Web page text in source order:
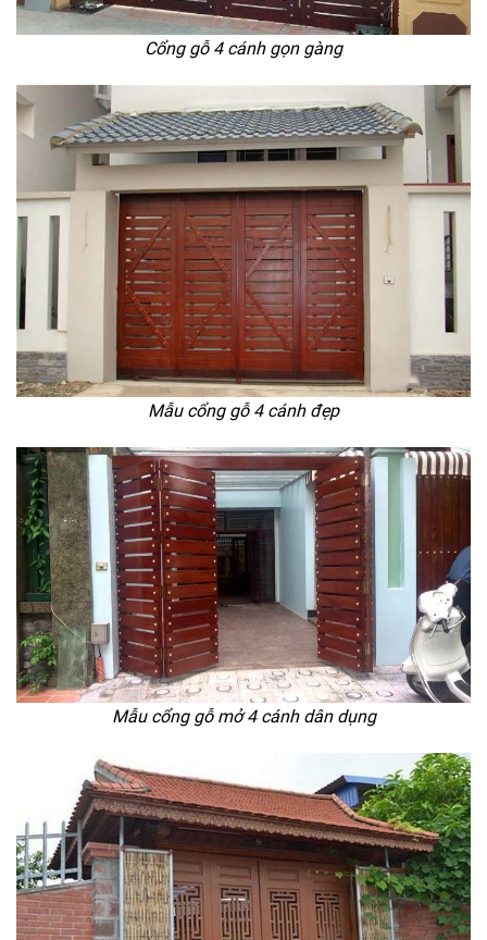
Cổng gỗ 4 cánh gọn gàng
Mẫu cổng gỗ 4 cánh đẹp
Mẫu cổng gỗ mở 4 cánh dân dụng